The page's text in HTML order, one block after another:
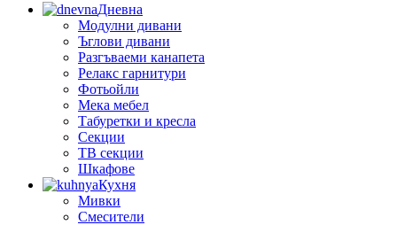
Дневна
Модулни дивани
Ъглови дивани
Разгъваеми канапета
Релакс гарнитури
Фотьойли
Мека мебел
Табуретки и кресла
Секции
ТВ секции
Шкафове
Кухня
Мивки
Смесители